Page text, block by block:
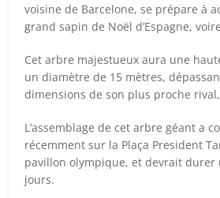
voisine de Barcelone, se prépare à
grand sapin de Noël d’Espagne,
Cet arbre majestueux aura une
un diamètre de 15 mètres,
dimensions de son plus proche rival,
L’assemblage de cet arbre géant a
récemment sur la Plaça President
pavillon olympique, et devrait durer
jours.